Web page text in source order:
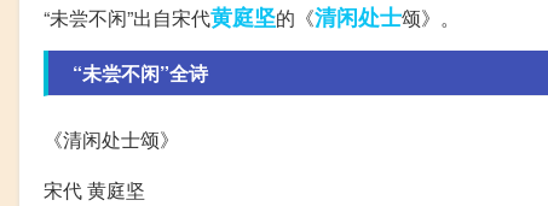
“未尝不闲”出自宋代黄庭坚的《清闲处士颂》。
“未尝不闲”全诗
《清闲处士颂》
宋代 黄庭坚